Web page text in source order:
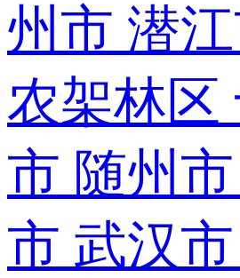
州市 潜
农架林区
市 随州市
市 武汉市